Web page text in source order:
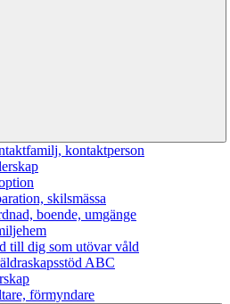
kontaktperson
skilsmässa
boende, umgänge
till dig som utövar våld
ABC
förmyndare